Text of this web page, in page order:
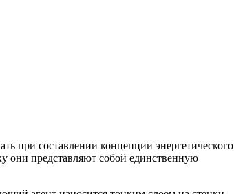
при составлении концепции энергетического
они представляют собой единственную